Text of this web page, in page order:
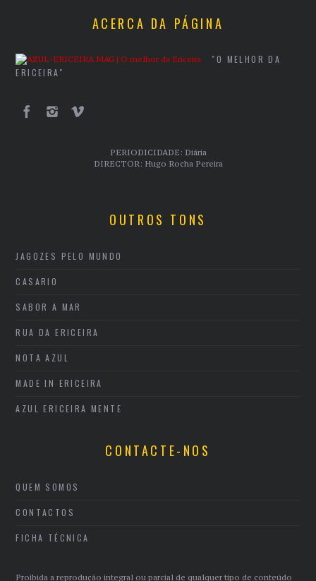
ACERCA DA PÁGINA
"O MELHOR DA
ERICEIRA"
PERIODICIDADE: Diária
DIRECTOR: Hugo Rocha Pereira
OUTROS TONS
JAGOZES PELO MUNDO
CASARIO
SABOR A MAR
RUA DA ERICEIRA
NOTA AZUL
MADE IN ERICEIRA
AZUL ERICEIRA MENTE
CONTACTE-NOS
QUEM SOMOS
CONTACTOS
FICHA TÉCNICA
Proibida a reprodução integral ou parcial de qualquer tipo de conteúdo